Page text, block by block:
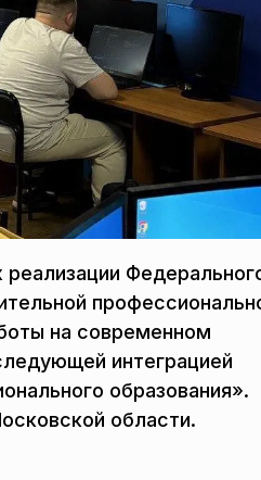
на современном
интеграцией
образования».
области.